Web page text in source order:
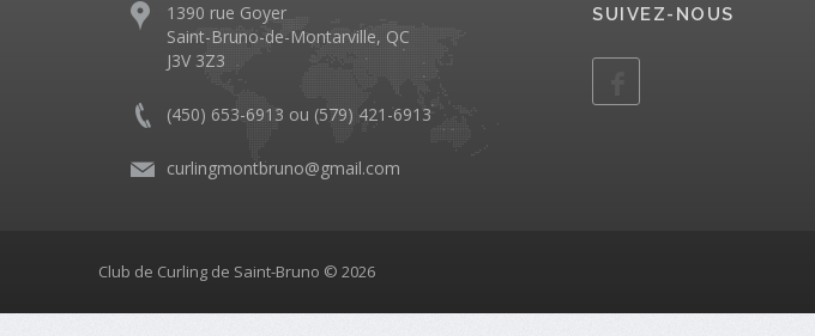
1390 rue Goyer
Saint-Bruno-de-Montarville, QC
J3V 3Z3
(450) 653-6913 ou (579) 421-6913
curlingmontbruno@gmail.com
SUIVEZ-NOUS
Club de Curling de Saint-Bruno © 2026